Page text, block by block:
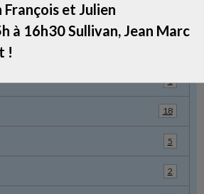
8
18
5
2
et Julien
à 16h30 Sullivan, Jean Marc
!